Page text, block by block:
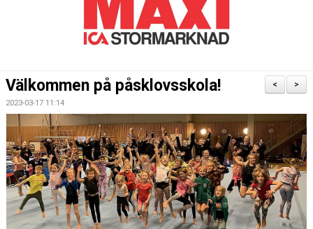
ARRANGEMANG
FÖR LEDARE
KLUBBSHOP
SPONSRING
GYMNASTIKENS HUS
>
<
Välkommen på påsklovsskola!
2023-03-17 11:14